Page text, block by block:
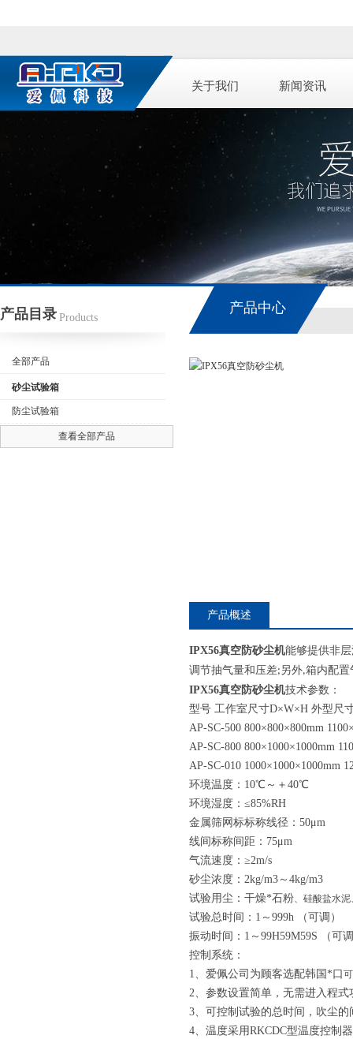
公司名称
关于我们 新闻资讯
产品目录 Products
全部产品
砂尘试验箱
防尘试验箱
查看全部产品
产品中心
产品概述
IPX56真空防砂尘机能够提供非
调节抽气量和压差; 另外,箱内配置
IPX56真空防砂尘机技术参数：
型号 工作室尺寸D×W×H 外型尺
AP-SC-500 800×800×800mm
AP-SC-800 800×1000×1000mm
AP-SC-010 1000×1000×1000mm
环境温度：10℃～＋40℃
环境湿度：≤85%RH
金属筛网标标称线径：50μm
线间标称间距：75μm
气流速度：≥2m/s
砂尘浓度：2kg/m3～4kg/m3
试验用尘：干燥*石粉、硅酸盐水
试验总时间：1～999h （可调）
振动时间：1～99H59M59S （可
控制系统：
1、爱佩公司为顾客选配韩国*口
2、参数设置简单，无需进入程
3、可控制试验的总时间，吹尘
4、温度采用RKCDC型温度控制